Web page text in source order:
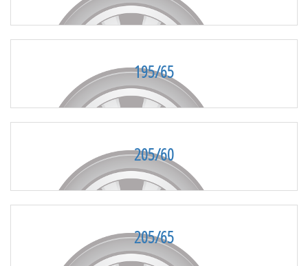
195/65
205/60
205/65